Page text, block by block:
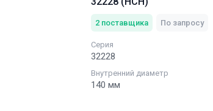
2 поставщика По запросу
Серия
32228
Внутренний диаметр
140 мм